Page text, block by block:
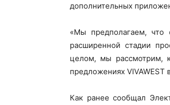
дополнительных
«Мы предполагаем,
расширенной стадии
целом, мы рассмотрим,
предложениях
Как ранее сообщал